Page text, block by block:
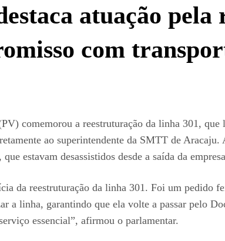
atuação
com
comemorou a reestruturação da linha 301,
ao superintendente da SMTT de
estavam desassistidos desde a saída da
da reestruturação da linha 301. Foi um
a linha, garantindo que ela volte a passar pelo
essencial”, afirmou o parlamentar.